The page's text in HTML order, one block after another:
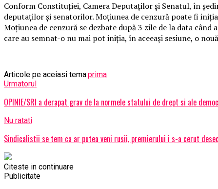
Conform Constituţiei, Camera Deputaţilor şi Senatul, în
deputaţilor şi senatorilor. Moţiunea de cenzură poate fi
Moţiunea de cenzură se dezbate după 3 zile de la data
care au semnat-o nu mai pot iniţia, în aceeaşi sesiune, o
Articole pe aceiasi tema:prima
Urmatorul
OPINIE/SRI a derapat grav de la normele statului de drept si ale
Nu ratati
Sindicalistii se tem ca ar putea veni rusii, premierului i s-a cerut
Citeste in continuare
Publicitate